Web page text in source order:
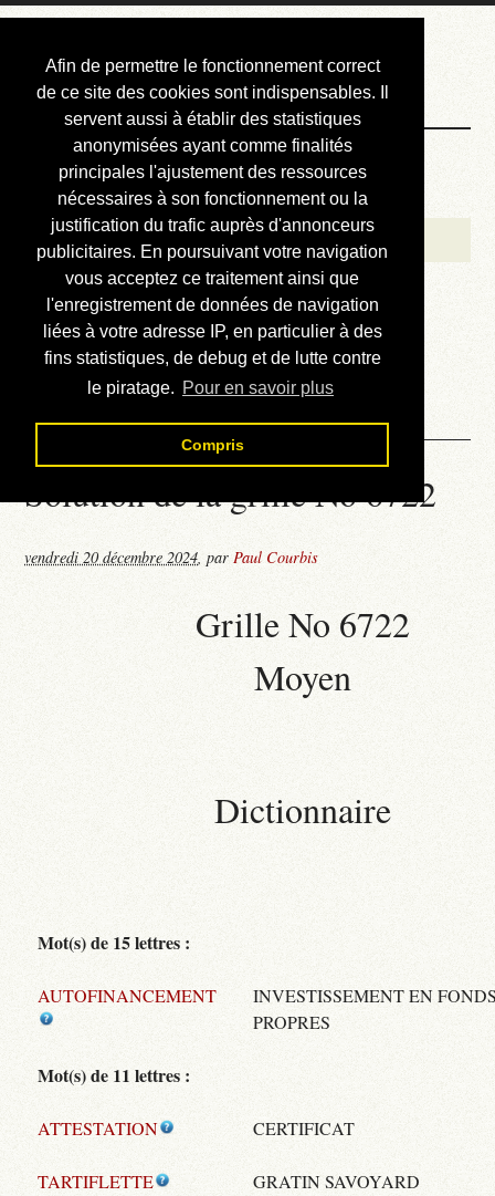
Afin de permettre le fonctionnement correct
de ce site des cookies sont indispensables. Il
servent aussi à établir des statistiques
anonymisées ayant comme finalités
principales l'ajustement des ressources
nécessaires à son fonctionnement ou la
justification du trafic auprès d'annonceurs
publicitaires. En poursuivant votre navigation
vous acceptez ce traitement ainsi que
l'enregistrement de données de navigation
liées à votre adresse IP, en particulier à des
fins statistiques, de debug et de lutte contre
le piratage. Pour en savoir plus
Compris
Courbis, « LE »
Blog Officiel
Bienvenue
Réalisations
Divers (et d’été)
Annonces
Liens externes
Téléchargement
Contact
Solution de la grille No 6722
vendredi 20 décembre 2024,parPaul Courbis
Grille No 6722
Moyen
Dictionnaire
Mot(s) de 15 lettres :
AUTOFINANCEMENT
INVESTISSEMENT EN
PROPRES
Mot(s) de 11 lettres :
ATTESTATION CERTIFICAT
TARTIFLETTE GRATIN SAVOYARD